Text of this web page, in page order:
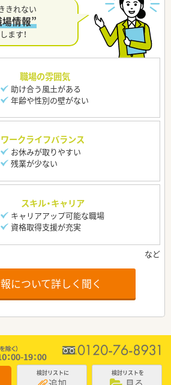
きれない
情報”
ます！
職場の雰囲気
助け合う風土がある
年齢や性別の壁がない
ワークライフバランス
お休みが取りやすい
残業が少ない
スキル・キャリア
キャリアアップ可能な職場
資格取得支援が充実
について詳しく聞く
検討リストに 検討リストを